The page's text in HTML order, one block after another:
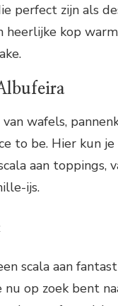
perfect zijn als
heerlijke kop
wafels,
to be. Hier kun
aan
ijs.
scala aan
nu op zoek bent